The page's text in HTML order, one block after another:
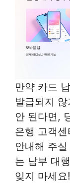
만약 카드
발급되지
안 된다면,
은행 고객
안내해 주
는 납부 대
잊지 마세